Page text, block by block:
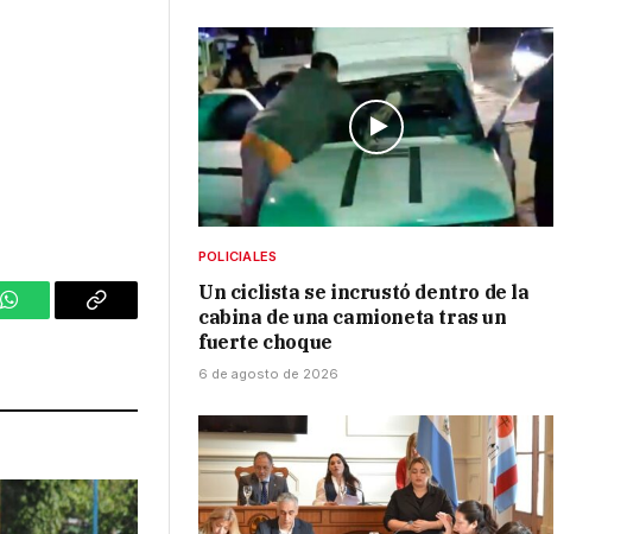
WhatsAppCopy
POLICIALES
Un ciclista se incrustó dentro de la
cabina de una camioneta tras un
fuerte choque
6 de agosto de 2026